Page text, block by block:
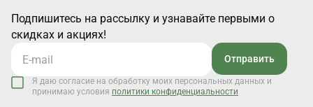
Подпишитесь на рассылку и узнавайте первыми о
скидках и акциях!
Отправить
Я даю согласие на обработку моих персональных данных и
принимаю условия политики конфиденциальности